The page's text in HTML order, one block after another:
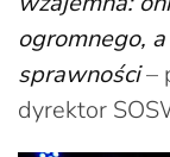
ogromnego,
sprawności–
dyrektor